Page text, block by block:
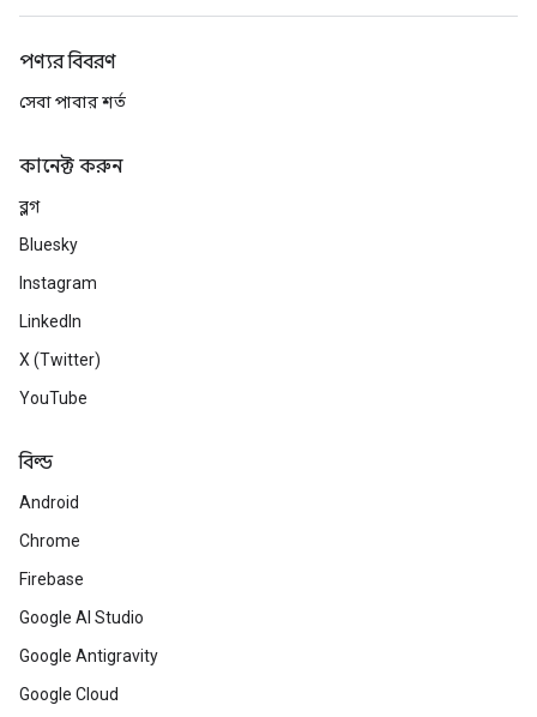
পণ্যর বিবরণ
সেবা পাবার শর্ত
কানেক্ট করুন
ব্লগ
Bluesky
Instagram
LinkedIn
X (Twitter)
YouTube
বিল্ড
Android
Chrome
Firebase
Google AI Studio
Google Antigravity
Google Cloud